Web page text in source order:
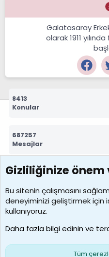
Galatasaray
olarak 1911
8413
Konular
687257
Mesajlar
7388
Kullanıcılar
borabekirogluu
Son üye
Çerezler
Gizliliğinize
Bu sitenin çalışmasını
deneyiminizi geliştirmek için
kullanıyoruz.
Daha fazla bilgi edinin ve
Tüm